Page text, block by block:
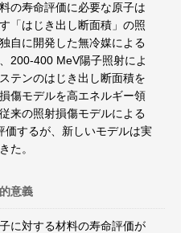
の寿命評価に必要な原子は
「はじき出し断面積」の照
自に開発した無冷媒による
200-400 MeV陽子照射によ
テンのはじき出し断面積を
傷モデルを高エネルギー領
来の照射損傷モデルによる
価するが、新しいモデルは実
た。
意義
に対する材料の寿命評価が